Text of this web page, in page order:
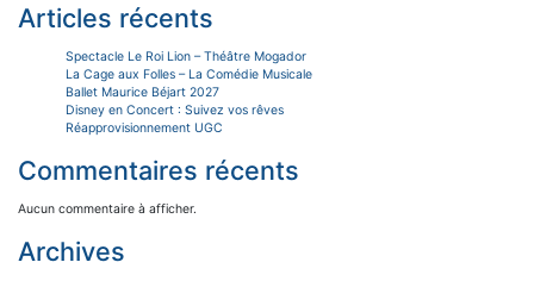
Articles récents
Spectacle Le Roi Lion – Théâtre Mogador
La Cage aux Folles – La Comédie Musicale
Ballet Maurice Béjart 2027
Disney en Concert : Suivez vos rêves
Réapprovisionnement UGC
Commentaires récents
Aucun commentaire à afficher.
Archives